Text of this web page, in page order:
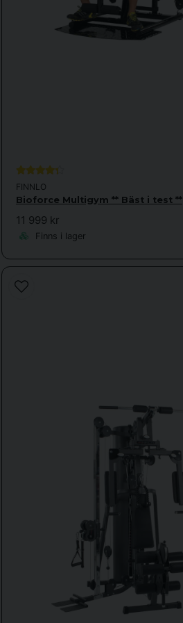
FINNLO
Bioforce Multigym ** Bäst i test **
11 999 kr
Finns i lager